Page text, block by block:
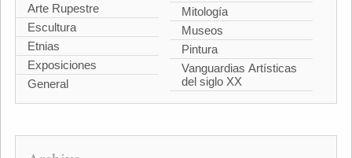
Arte Rupestre
Escultura
Etnias
Exposiciones
General
Mitología
Museos
Pintura
Vanguardias Artísticas
del siglo XX